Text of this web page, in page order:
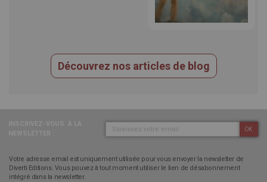
Découvrez nos articles de blog
OK
Votre adresse email est uniquement utilisée pour vous envoyer la newsletter de
Diverti Editions. Vous pouvez à tout moment utiliser le lien de désabonnement
intégré dans la newsletter.